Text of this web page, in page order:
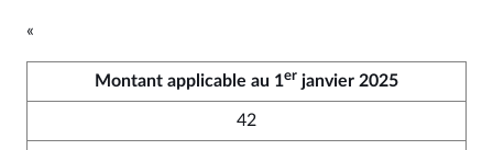
«
Montant applicable au 1er janvier 2025
42